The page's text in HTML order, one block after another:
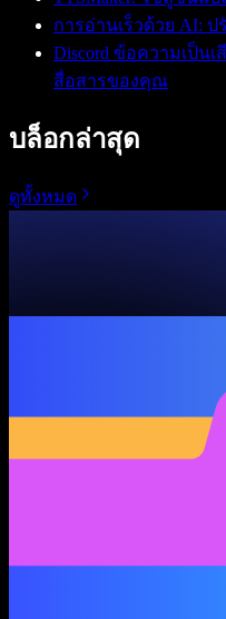
การอ่านเร็วด้วย AI:
Discord ข้อความเป็น
สื่อสารของคุณ
บล็อกล่าสุด
ดูทั้งหมด